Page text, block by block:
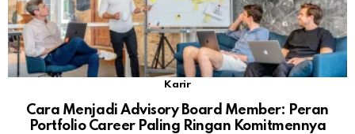
Karir
Cara Menjadi Advisory Board Member: Peran
Portfolio Career Paling Ringan Komitmennya